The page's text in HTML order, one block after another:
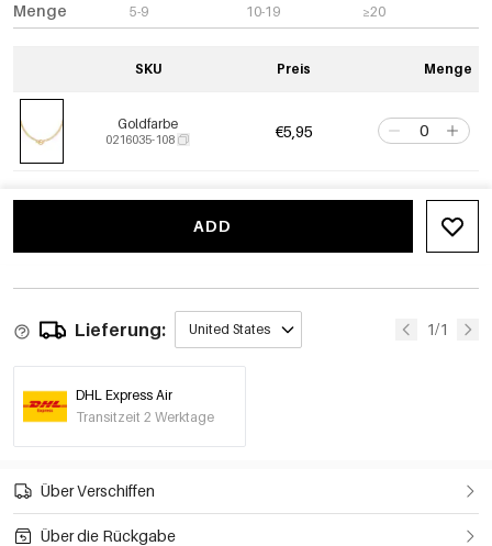
Menge
5-9 10-19 ≥20
SKU Preis Menge
Goldfarbe
0216035-108 €5,95
ADD
Lieferung: United States 1/1
DHL Express Air
Transitzeit 2 Werktage
Über Verschiffen
Über die Rückgabe